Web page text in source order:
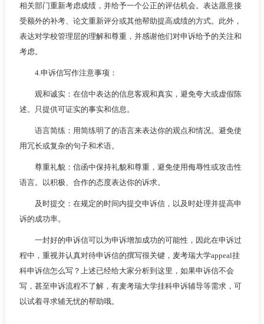
相关部门重新考虑成绩，并给予一个公正的评估机会。表达愿意接
受额外的补考、论文重新评分或其他帮助提高成绩的方式。此外，
表达对学校管理层的理解和尊重，并感谢他们对申诉给予的关注和
考虑。
4.申诉信写作注意事项：
观和诚实：在信中表达的信息客观和真实，避免夸大或虚假陈
述。只提供可证实的事实和信息。
语言简练：用简练明了的语言来表达你的观点和情况。避免使
用冗长或复杂的句子和术语。
尊重礼貌：信函中保持礼貌和尊重，避免使用侮辱性或攻击性
语言。以积极、合作的态度表达你的诉求。
及时提交：在规定的时间内提交申诉信，以及时处理并提高申
诉的成功率。
一封好的申诉信可以为申诉增加成功的可能性，因此在申诉过
程中，重视并认真对待申诉信的撰写很关键，麦考瑞大学appeal挂
科申诉信怎么写？上述已经给大家分析到这里，如果申诉信不会
写，甚至申诉流程不了解，有麦考瑞大学挂科申诉辅导等需求，可
以试着寻求辅无忧的帮助哦。